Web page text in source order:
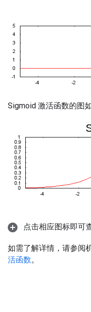
Sigmoid 激活函数的图
点击相应图标即可
如需了解详情，请参阅
活函数。